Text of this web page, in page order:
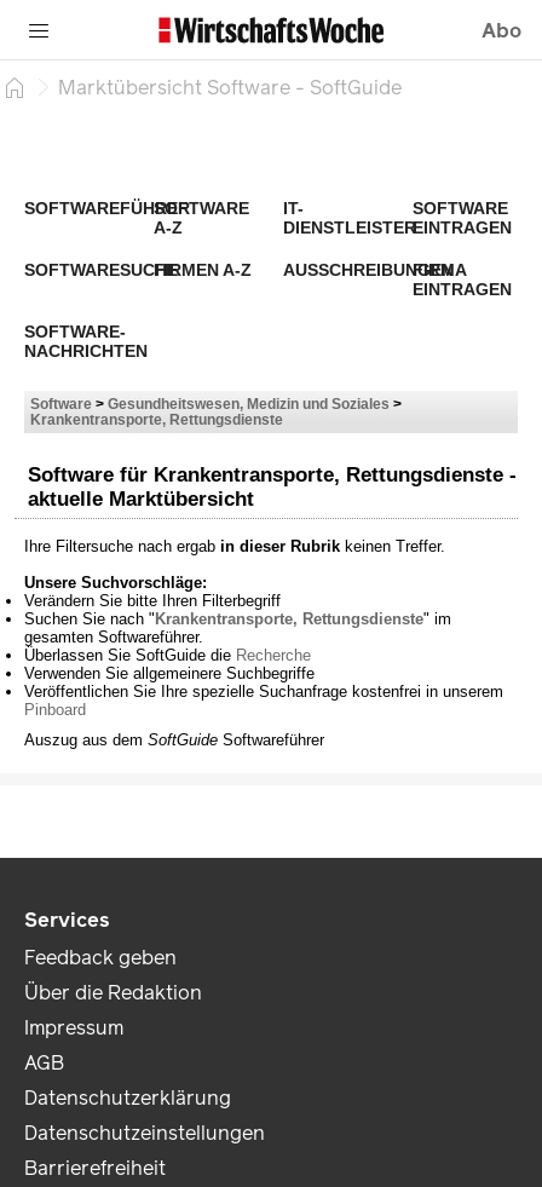
Abo
Marktübersicht Software - SoftGuide
SOFTWAREFÜHRERSOFTWARE
A-Z
IT-
DIENSTLEISTER
SOFTWARE
EINTRAGEN
SOFTWARESUCHEFIRMEN A-Z AUSSCHREIBUNGEN
FIRMA
EINTRAGEN
SOFTWARE-
NACHRICHTEN
Software > Gesundheitswesen, Medizin und Soziales >
Krankentransporte, Rettungsdienste
Software für Krankentransporte, Rettungsdienste -
aktuelle Marktübersicht
Ihre Filtersuche nach ergab in dieser Rubrik keinen Treffer.
Unsere Suchvorschläge:
Verändern Sie bitte Ihren Filterbegriff
Suchen Sie nach " Krankentransporte, Rettungsdienste" im
gesamten Softwareführer.
Überlassen Sie SoftGuide die Recherche
Verwenden Sie allgemeinere Suchbegriffe
Veröffentlichen Sie Ihre spezielle Suchanfrage kostenfrei in unserem
Pinboard
Auszug aus dem SoftGuide Softwareführer
Services
Feedback geben
Über die Redaktion
Impressum
AGB
Datenschutzerklärung
Datenschutzeinstellungen
Barrierefreiheit